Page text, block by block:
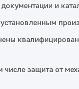
и
защита от